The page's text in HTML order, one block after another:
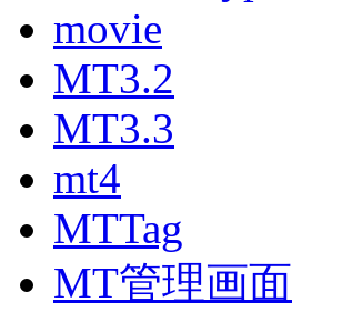
movie
MT3.2
MT3.3
mt4
MTTag
MT管理画面